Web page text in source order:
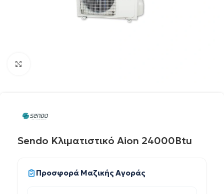
Sendo Κλιματιστικό Aion 24000Btu
Προσφορά Μαζικής Αγοράς